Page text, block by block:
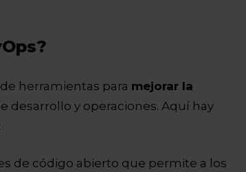
herramientas para mejorar la
desarrollo y operaciones. Aquí hay
de código abierto que permite a los